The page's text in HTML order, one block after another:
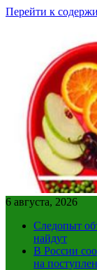
Перейти к
6 августа, 2026
Следопыт
найдут
В России
на